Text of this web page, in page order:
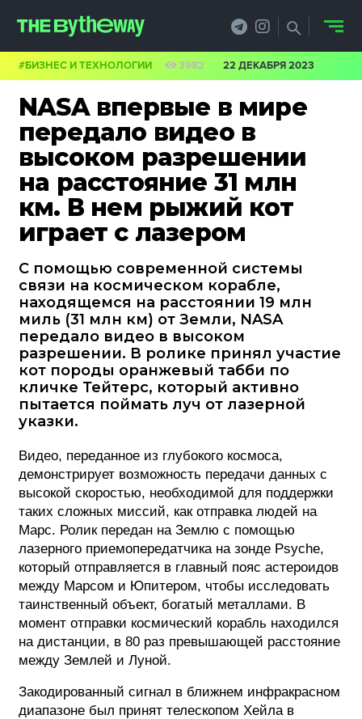
NASA впервые в мире
передало видео в
высоком разрешении
на расстояние 31 млн
км. В нем рыжий кот
играет с лазером
С помощью современной системы
связи на космическом корабле,
находящемся на расстоянии 19 млн
миль (31 млн км) от Земли, NASA
передало видео в высоком
разрешении. В ролике принял участие
кот породы оранжевый табби по
кличке Тейтерс, который активно
пытается поймать луч от лазерной
указки.
#БИЗНЕС И ТЕХНОЛОГИИ 3982 22 ДЕКАБРЯ 2023
Видео, переданное из глубокого космоса,
демонстрирует возможность передачи данных с
высокой скоростью, необходимой для поддержки
таких сложных миссий, как отправка людей на
Марс. Ролик передан на Землю с помощью
лазерного приемопередатчика на зонде Psyche,
который отправляется в главный пояс астероидов
между Марсом и Юпитером, чтобы исследовать
таинственный объект, богатый металлами. В
момент отправки космический корабль находился
на дистанции, в 80 раз превышающей расстояние
между Землей и Луной.
Закодированный сигнал в ближнем инфракрасном
диапазоне был принят телескопом Хейла в
PRO.ОБЗОР
КЕЙСЫ
ФИЛОСОФИЯ
КРЕАТИВА
БИЗНЕС И
ТЕХНОЛОГИИ
ФЕСТИВАЛИ
ФОТОГРАФИЯ
ИСТОРИИ БРЕНДОВ
О ПРОЕКТЕ
РЕКЛАМА
КОНТАКТЫ